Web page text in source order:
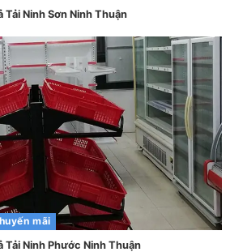
Tải Ninh Sơn Ninh Thuận
mãi
Tải Ninh Phước Ninh Thuận